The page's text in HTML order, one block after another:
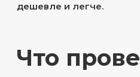
дешевле и легче.
Что